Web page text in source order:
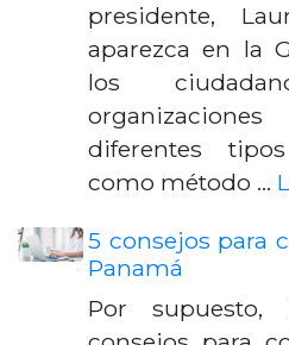
presidente,
aparezca en la
los
diferentes
como método …
5 consejos para
Panamá
Por supuesto,